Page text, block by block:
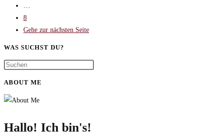
8
Gehe zur nächsten Seite
WAS SUCHST DU?
ABOUT ME
Hallo! Ich bin's!